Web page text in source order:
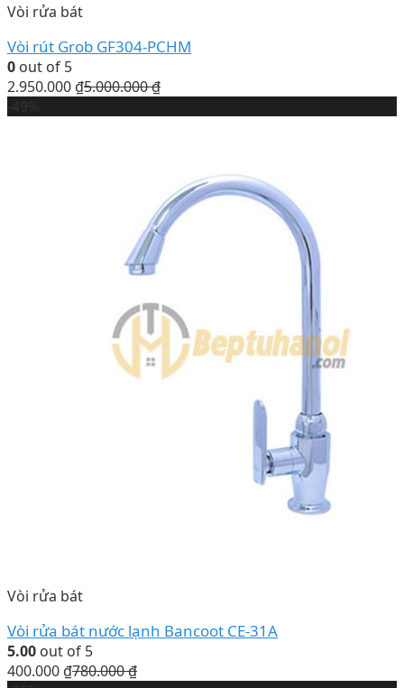
Vòi rửa bát
Vòi rút Grob GF304-PCHM
0 out of 5
2.950.000 ₫5.000.000₫
Vòi rửa bát
Vòi rửa bát nước lạnh Bancoot CE-31A
5.00 out of 5
400.000 ₫780.000₫